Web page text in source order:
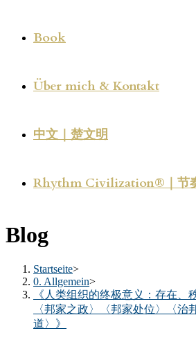
Book
Über mich & Kontakt
中文｜楚文明
Rhythm Civilization®｜节
Blog
Startseite>
0. Allgemein>
《人类组织的终极意义：存在、
〈邦家之政〉〈邦家处位〉〈治
道〉》